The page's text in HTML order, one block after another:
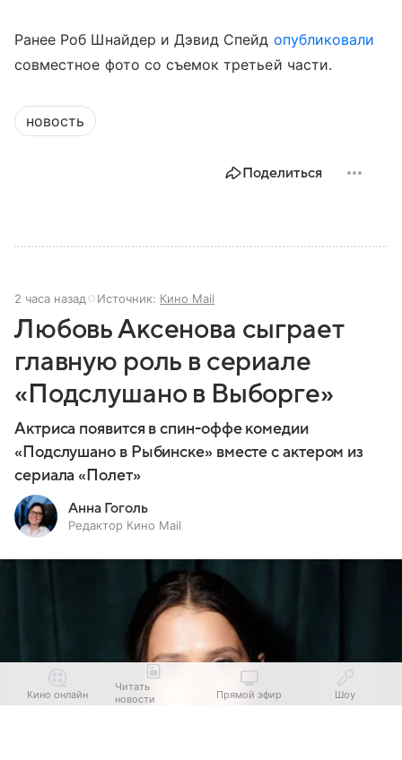
Ранее Роб Шнайдер и Дэвид Спейд опубликовали
совместное фото со съемок третьей части.
новость
Поделиться
2 часа назад Источник: Кино Mail
Любовь Аксенова сыграет
главную роль в сериале
«Подслушано в Выборге»
Актриса появится в спин-оффе комедии
«Подслушано в Рыбинске» вместе с актером из
сериала «Полет»
Анна Гоголь
Редактор Кино Mail
Кино онлайн
Читать
новости
Прямой эфир Шоу